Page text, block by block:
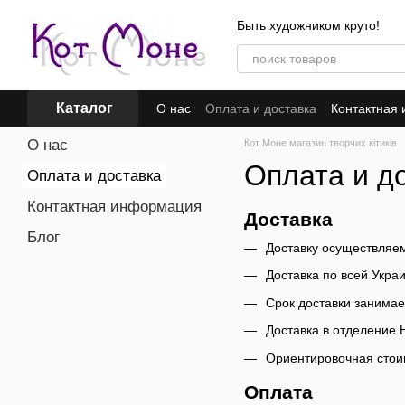
Быть художником круто!
Каталог О нас Оплата и доставка
Кот Моне магазин творчих кітиків
Оплата и
Доставка
Доставку
Доставка по всей
Срок доставки
Доставка в отделение
Ориентировочная
Оплата
О нас
Оплата и доставка
Контактная информация
Блог